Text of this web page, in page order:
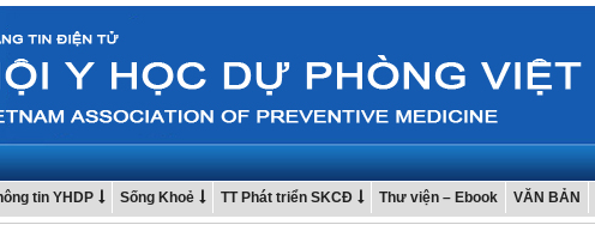
tin YHDP Sống Khoẻ TT Phát triển SKCĐ Thư viện – Ebook VĂN BẢN